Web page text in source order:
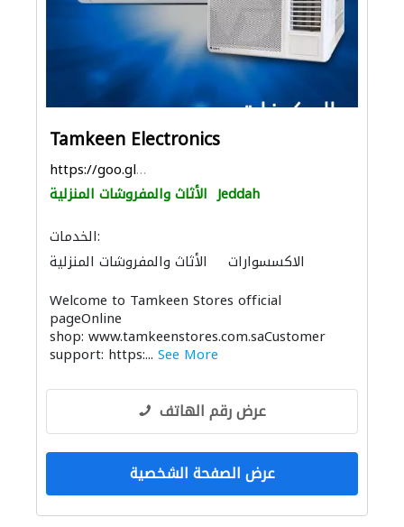
Tamkeen Electronics
https://goo.gl/maps/4jGpxn2sW37DMJAW9
الأثاث والمفروشات المنزلية Jeddah
الخدمات:
الأثاث والمفروشات المنزلية
الاكسسوارات
الحمامات والمطابخ صيانة مكيفات
الأجهزة المنزلية
Welcome to Tamkeen Stores official
pageOnline
shop: www.tamkeenstores.com.saCustomer
support: https:... See More
عرض رقم الهاتف
عرض الصفحة الشخصية